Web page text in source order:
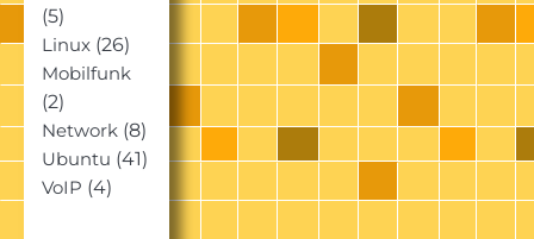
(5)
Linux (26)
Mobilfunk
(2)
Network (8)
Ubuntu (41)
VoIP (4)